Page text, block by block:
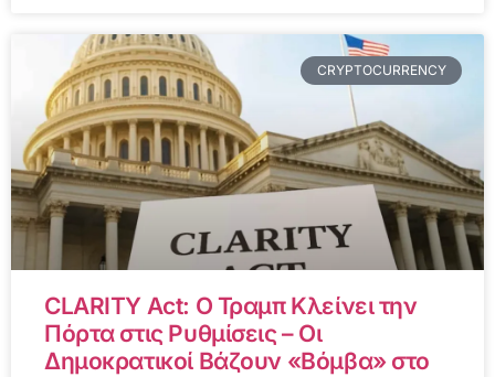
CRYPTOCURRENCY
CLARITY Act: Ο Τραμπ Κλείνει την
Πόρτα στις Ρυθμίσεις – Οι
Δημοκρατικοί Βάζουν «Βόμβα» στο